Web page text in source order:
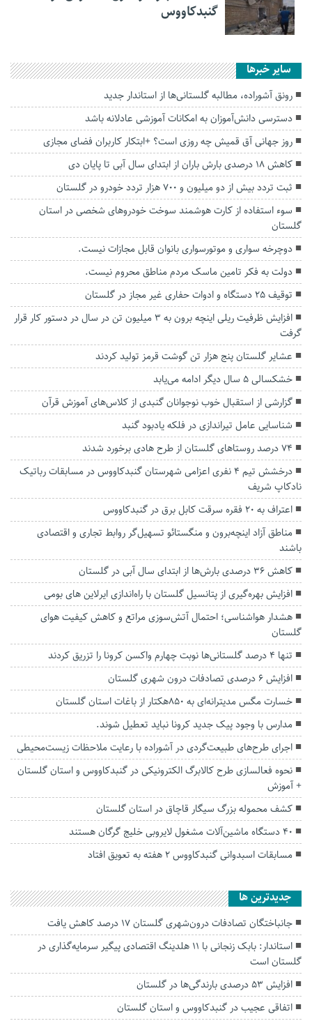
گنبدکاووس
سایر خبرها
رونق آشوراده، مطالبه گلستانی‌ها از استاندار جدید
دسترسی دانش‌آموزان به امکانات آموزشی عادلانه باشد
روز جهانی آق قمیش چه روزی است؟ +ابتکار کاربران فضای مجازی
کاهش ۱۸ درصدی بارش باران از ابتدای سال آبی تا پایان دی
ثبت تردد بیش از دو میلیون و ۷۰۰ هزار تردد خودرو در گلستان
سوء استفاده از کارت هوشمند سوخت خودروهای شخصی در استان
گلستان
دوچرخه سواری و موتورسواری بانوان قابل مجازات نیست.
دولت به فکر تامین ماسک مردم مناطق محروم نیست.
توقیف ۲۵ دستگاه و ادوات حفاری غیر مجاز در گلستان
افزایش ظرفیت ریلی اینچه برون به ۳ میلیون تن در سال در دستور کار قرار
گرفت
عشایر گلستان پنج هزار تن گوشت قرمز تولید کردند
خشکسالی ۵ سال دیگر ادامه می‌یابد
گزارشی از استقبال خوب نوجوانان گنبدی از کلاس‌های آموزش قرآن
شناسایی عامل تیراندازی در فلکه یادبود گنبد
۷۴ درصد روستاهای گلستان از طرح هادی برخورد شدند
درخشش تیم 4 نفری اعزامی شهرستان گنبدکاووس در مسابقات رباتیک
نادکاپ شریف
اعتراف به 20 فقره سرقت كابل برق در گنبدكاووس
مناطق آزاد اینچه‌برون و منگستائو تسهیل‌گر روابط تجاری و اقتصادی
باشند
کاهش ۳۶ درصدی بارش‌ها از ابتدای سال آبی در گلستان
افزایش بهره‌گیری از پتانسیل گلستان با راه‌اندازی ایرلاین های بومی
هشدار هواشناسی؛ احتمال آتش‌سوزی مراتع و کاهش کیفیت هوای
گلستان
تنها 4 درصد گلستانی‌ها نوبت چهارم واکسن کرونا را تزریق کردند
افزایش ۶ درصدی تصادفات درون شهری گلستان
خسارت مگس مدیترانه‌ای به ۸۵۰هکتار از باغات استان گلستان
مدارس با وجود پیک جدید کرونا نباید تعطیل شوند.
اجرای طرح‌های طبیعت‌گردی در آشوراده با رعایت ملاحظات زیست‌محیطی
نحوه فعالسازی طرح کالابرگ الکترونیکی در گنبدکاووس و استان گلستان
+ آموزش
کشف محموله بزرگ سیگار قاچاق در استان گلستان
۴۰ دستگاه ماشین‌آلات مشغول لایروبی خلیج گرگان هستند
مسابقات اسبدوانی گنبدکاووس ۲ هفته به تعویق افتاد
جديدترين ها
جانباختگان تصادفات درون‌شهری گلستان ۱۷ درصد کاهش یافت
استاندار: بابک زنجانی با ۱۱ هلدینگ اقتصادی پیگیر سرمایه‌گذاری در
گلستان است
افزایش ۵۳ درصدی بارندگی‌ها در گلستان
اتفاقی عجیب در‌ گنبدکاووس و استان گلستان